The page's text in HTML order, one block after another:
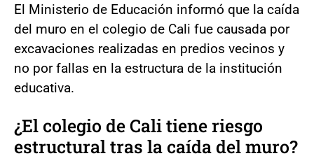
El Ministerio de Educación informó que la caída
del muro en el colegio de Cali fue causada por
excavaciones realizadas en predios vecinos y
no por fallas en la estructura de la institución
educativa.
¿El colegio de Cali tiene riesgo
estructural tras la caída del muro?